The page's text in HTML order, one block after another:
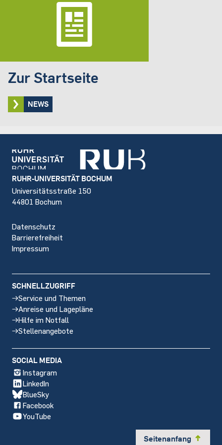
Zur Startseite
NEWS
Footer
RUHR-UNIVERSITÄT BOCHUM
Universitätsstraße 150
44801 Bochum
Datenschutz
Barrierefreiheit
Impressum
SCHNELLZUGRIFF
Service und Themen
Anreise und Lagepläne
Hilfe im Notfall
Stellenangebote
SOCIAL MEDIA
Instagram
LinkedIn
BlueSky
Facebook
YouTube
Seitenanfang y